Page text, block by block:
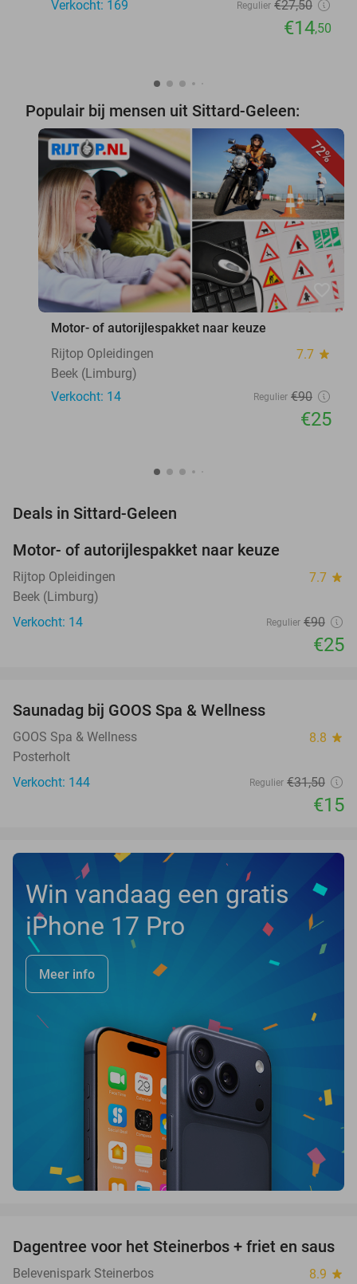
Verkocht: 169 Regulier €27,50
€14,50
Populair bij mensen uit Sittard-Geleen:
72%
favorite_border
Motor- of autorijlespakket naar keuze
Rijtop Opleidingen
7.7 star
Beek (Limburg)
Verkocht: 14
Regulier €90
€25
Deals in Sittard-Geleen
Motor- of autorijlespakket naar keuze
Rijtop Opleidingen 7.7 star
Beek (Limburg)
Verkocht: 14
Regulier €90
€25
TODAY
Saunadag bij GOOS Spa & Wellness
GOOS Spa & Wellness 8.8 star
Posterholt
Verkocht: 144
Regulier €31,50
€15
Win vandaag een gratis
iPhone 17 Pro
Meer info
37%
Dagentree voor het Steinerbos + friet en saus
Belevenispark Steinerbos 8.9 star